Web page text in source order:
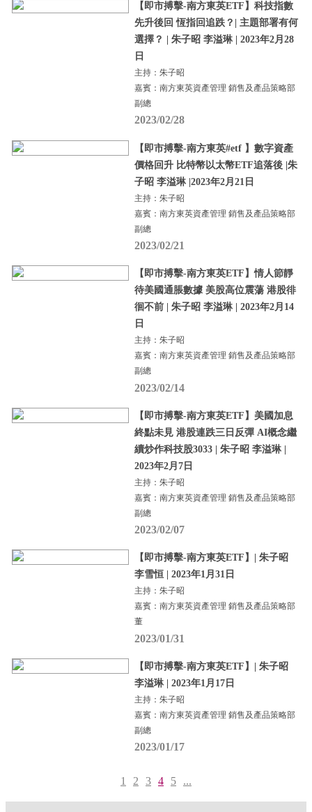
【即市搏擊-南方東英ETF】科技指數
先升後回 恆指回追跌？| 主題部署有何
選擇？ | 朱子昭 李溢琳 | 2023年2月28
日
主持：朱子昭
嘉賓：南方東英資產管理 銷售及產品策略部
副總
2023/02/28
【即市搏擊-南方東英#etf 】數字資產
價格回升 比特幣以太幣ETF追落後 |朱
子昭 李溢琳 |2023年2月21日
主持：朱子昭
嘉賓：南方東英資產管理 銷售及產品策略部
副總
2023/02/21
【即市搏擊-南方東英ETF】情人節靜
待美國通脹數據 美股高位震蕩 港股徘
徊不前 | 朱子昭 李溢琳 | 2023年2月14
日
主持：朱子昭
嘉賓：南方東英資產管理 銷售及產品策略部
副總
2023/02/14
【即市搏擊-南方東英ETF】美國加息
終點未見 港股連跌三日反彈 AI概念繼
續炒作科技股3033 | 朱子昭 李溢琳 |
2023年2月7日
主持：朱子昭
嘉賓：南方東英資產管理 銷售及產品策略部
副總
2023/02/07
【即市搏擊-南方東英ETF】| 朱子昭
李雪恒 | 2023年1月31日
主持：朱子昭
嘉賓：南方東英資產管理 銷售及產品策略部
董
2023/01/31
【即市搏擊-南方東英ETF】| 朱子昭
李溢琳 | 2023年1月17日
主持：朱子昭
嘉賓：南方東英資產管理 銷售及產品策略部
副總
2023/01/17
1 2 3 4 5 ...